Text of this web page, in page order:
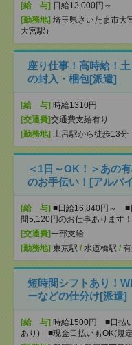
[給 与] 日給13,000円～
[勤務地] 埼玉県さいたま市大
大宮駅）
座り仕事！高時給！
の封入・梱包[派遣]
[給 与] 時給1310円
[交通費]交通費支給有り
[勤務地] 土呂駅から徒歩13分
＜1日～OK！＞あの
のお手伝い！[アルバ
[給 与] ■日給16,840円～
間5,120円のお仕事あります！
[交通費]一部支給
[勤務地] 東京駅 / 水道橋駅 /
短時間シフトあり！
ーなどの仕分け[派遣]
[給 与] 時給1500円 ■日払
あり) ■現金日払いもOK(規